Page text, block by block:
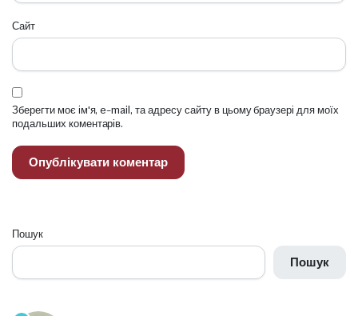
Сайт
Зберегти моє ім'я, e-mail, та адресу сайту в цьому браузері для моїх
подальших коментарів.
Пошук
Пошук